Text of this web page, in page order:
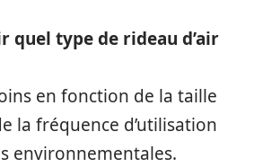
quel type de rideau d’air
en fonction de la taille
la fréquence d’utilisation
environnementales.